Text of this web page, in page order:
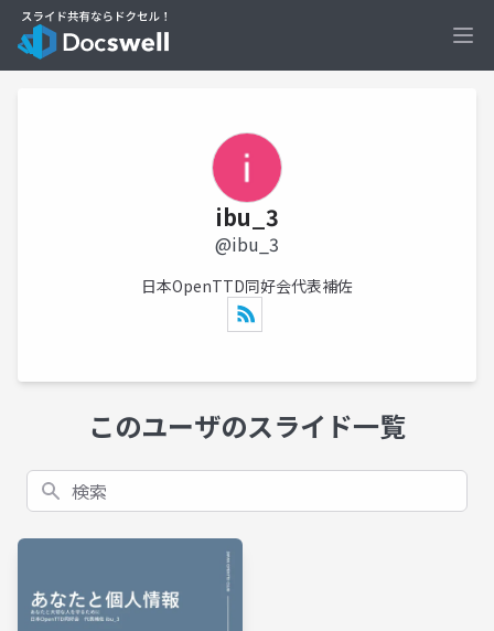
ibu_3
@ibu_3
日本OpenTTD同好会代表補佐
このユーザのスライド一覧
検索